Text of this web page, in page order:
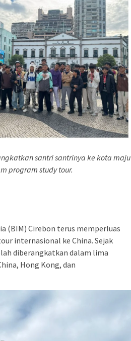
santri santrinya ke kota maju
program study tour.
(BIM) Cirebon terus memperluas
internasional ke China. Sejak
diberangkatkan dalam lima
Hong Kong, dan